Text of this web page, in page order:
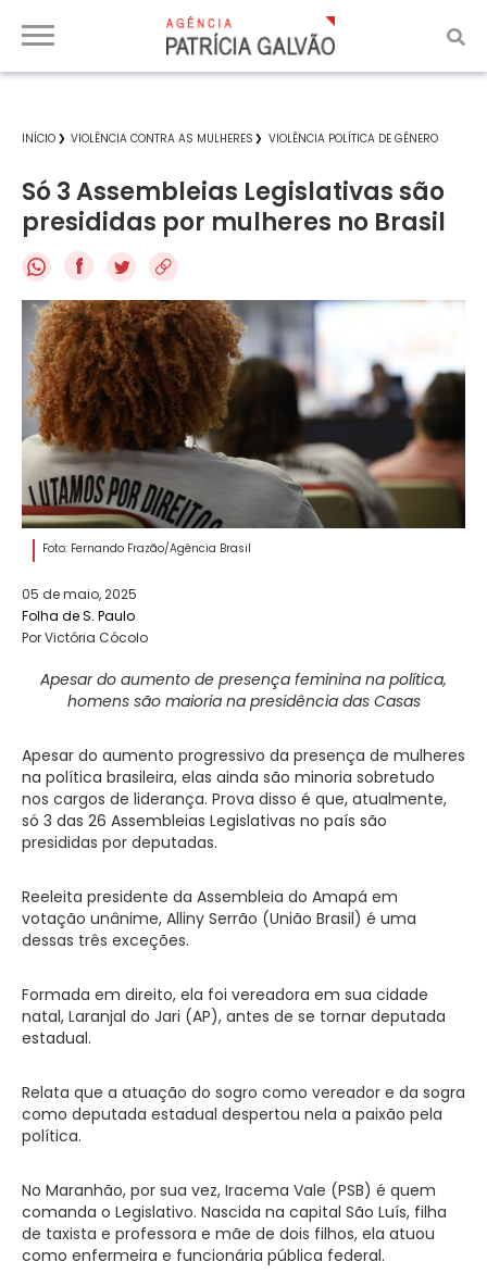
INÍCIO VIOLÊNCIA CONTRA AS MULHERES VIOLÊNCIA POLÍTICA DE GÊNERO
Só 3 Assembleias Legislativas são
presididas por mulheres no Brasil
f
Foto: Fernando Frazão/Agência Brasil
05 de maio, 2025
Folha de S. Paulo
Por Victória Cócolo
Apesar do aumento de presença feminina na política,
homens são maioria na presidência das Casas
Apesar do aumento progressivo da presença de mulheres
na política brasileira, elas ainda são minoria sobretudo
nos cargos de liderança. Prova disso é que, atualmente,
só 3 das 26 Assembleias Legislativas no país são
presididas por deputadas.
Reeleita presidente da Assembleia do Amapá em
votação unânime, Alliny Serrão (União Brasil) é uma
dessas três exceções.
Formada em direito, ela foi vereadora em sua cidade
natal, Laranjal do Jari (AP), antes de se tornar deputada
estadual.
Relata que a atuação do sogro como vereador e da sogra
como deputada estadual despertou nela a paixão pela
política.
No Maranhão, por sua vez, Iracema Vale (PSB) é quem
comanda o Legislativo. Nascida na capital São Luís, filha
de taxista e professora e mãe de dois filhos, ela atuou
como enfermeira e funcionária pública federal.